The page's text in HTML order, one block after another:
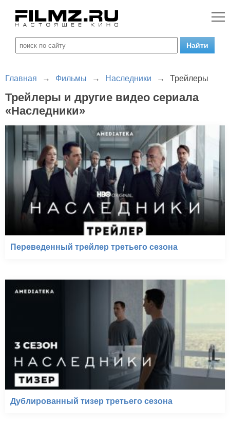
Главная → Фильмы → Наследники → Трейлеры
Трейлеры и другие видео сериала
«Наследники»
Переведенный трейлер третьего сезона
Дублированный тизер третьего сезона